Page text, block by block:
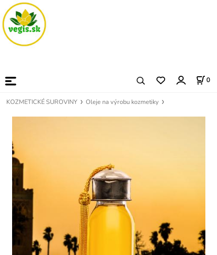
0
KOZMETICKÉ SUROVINY Oleje na výrobu kozmetiky